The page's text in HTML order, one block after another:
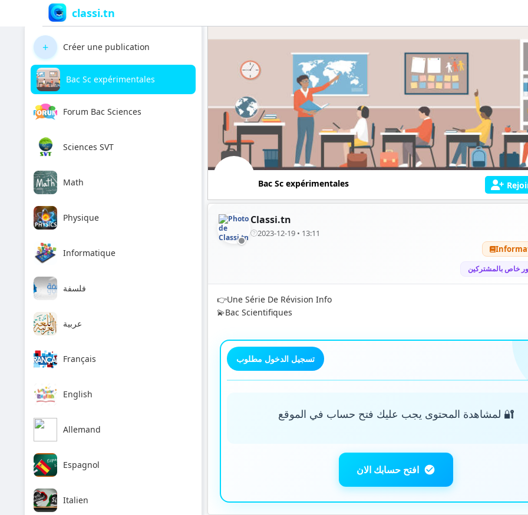
classi.tn
+ Créer une publication
Bac Sc expérimentales
Forum Bac Sciences
Sciences SVT
Math
Physique
Informatique
فلسفة
عربية
Français
English
Allemand
Espagnol
Italien
Bac Sc expérimentales
Classi.tn
2023-12-19 • 13:11
خاص بالمشتركين
👉Une Série De Révision Info
💫Bac Scientifiques
تسجيل الدخول مطلوب
🔐 لمشاهدة المحتوى يجب عليك فتح حساب في الموقع
افتح حسابك الان